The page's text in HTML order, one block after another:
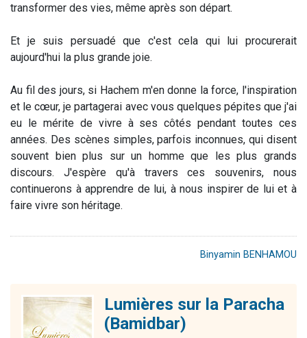
transformer des vies, même après son départ.
Et je suis persuadé que c'est cela qui lui procurerait
aujourd'hui la plus grande joie.
Au fil des jours, si Hachem m'en donne la force, l'inspiration
et le cœur, je partagerai avec vous quelques pépites que j'ai
eu le mérite de vivre à ses côtés pendant toutes ces
années. Des scènes simples, parfois inconnues, qui disent
souvent bien plus sur un homme que les plus grands
discours. J'espère qu'à travers ces souvenirs, nous
continuerons à apprendre de lui, à nous inspirer de lui et à
faire vivre son héritage.
Binyamin BENHAMOU
Lumières sur la Paracha
(Bamidbar)